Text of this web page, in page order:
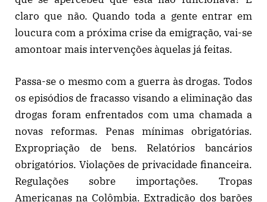
claro que não. Quando toda a gente entrar em
loucura com a próxima crise da emigração, vai-se
amontoar mais intervenções àquelas já feitas.
Passa-se o mesmo com a guerra às drogas. Todos
os episódios de fracasso visando a eliminação das
drogas foram enfrentados com uma chamada a
novas reformas. Penas mínimas obrigatórias.
Expropriação de bens. Relatórios bancários
obrigatórios. Violações de privacidade financeira.
Regulações sobre importações. Tropas
Americanas na Colômbia. Extradição dos barões